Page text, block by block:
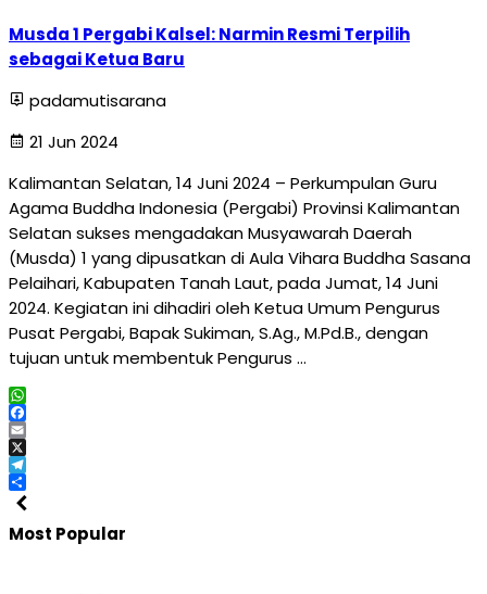
Musda 1 Pergabi Kalsel: Narmin Resmi Terpilih
sebagai Ketua Baru
padamutisarana
21 Jun 2024
Kalimantan Selatan, 14 Juni 2024 – Perkumpulan Guru
Agama Buddha Indonesia (Pergabi) Provinsi Kalimantan
Selatan sukses mengadakan Musyawarah Daerah
(Musda) 1 yang dipusatkan di Aula Vihara Buddha Sasana
Pelaihari, Kabupaten Tanah Laut, pada Jumat, 14 Juni
2024. Kegiatan ini dihadiri oleh Ketua Umum Pengurus
Pusat Pergabi, Bapak Sukiman, S.Ag., M.Pd.B., dengan
tujuan untuk membentuk Pengurus …
WhatsApp
Facebook
Email
X
Telegram
Share
Most Popular